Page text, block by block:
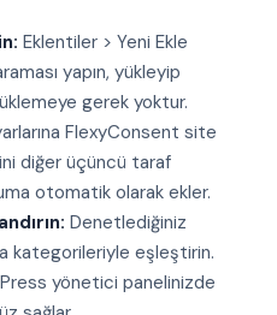
Eklentiler > Yeni Ekle
yapın, yükleyip
gerek yoktur.
FlexyConsent site
diğer üçüncü taraf
otomatik olarak ekler.
Denetlediğiniz
kategorileriyle eşleştirin.
yönetici panelinizde